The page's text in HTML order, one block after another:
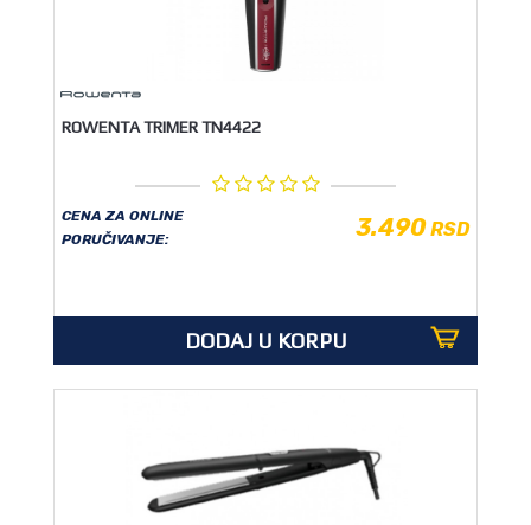
ROWENTA TRIMER TN4422
CENA ZA ONLINE
PORUČIVANJE:
3.490RSD
DODAJ U KORPU